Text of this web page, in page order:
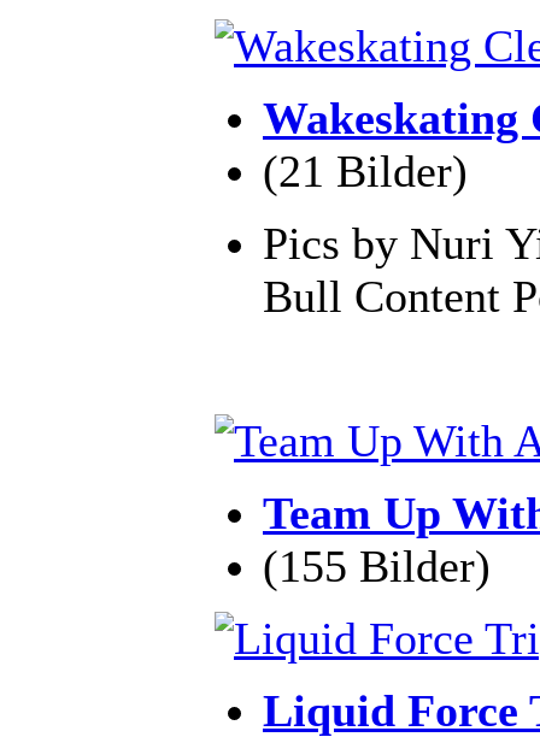
Wakeskating
(21 Bilder)
Pics by Nuri
Bull Content
Team Up
(155 Bilder)
Liquid Force